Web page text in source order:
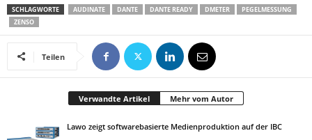
SCHLAGWORTE AUDINATE DANTE DANTE READY DMETER
PEGELMESSUNG
ZENSO
Teilen
Verwandte Artikel Mehr vom Autor
Lawo zeigt softwarebasierte Medienproduktion auf der IBC